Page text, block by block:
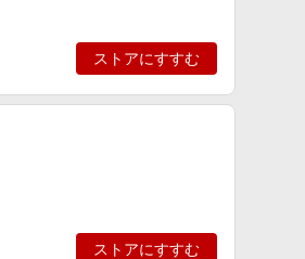
ストアにすすむ
ストアにすすむ